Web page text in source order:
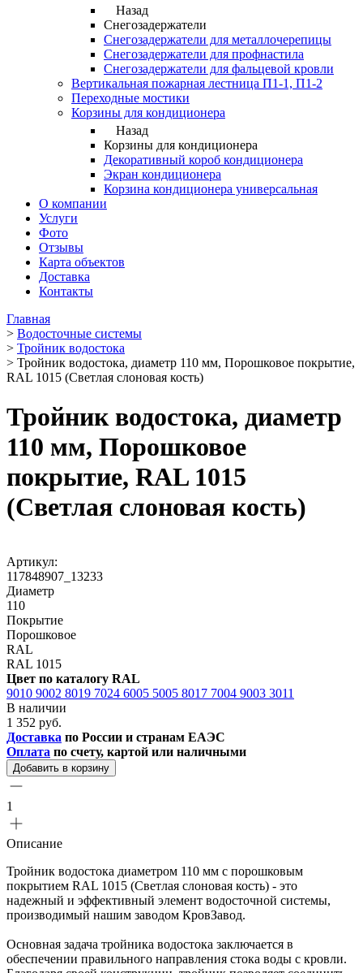
Назад
Снегозадержатели
Снегозадержатели для металлочерепицы
Снегозадержатели для профнастила
Снегозадержатели для фальцевой кровли
Вертикальная пожарная лестница П1-1, П1-2
Переходные мостики
Корзины для кондиционера
Назад
Корзины для кондиционера
Декоративный короб кондиционера
Экран кондиционера
Корзина кондиционера универсальная
О компании
Услуги
Фото
Отзывы
Карта объектов
Доставка
Контакты
Главная
> Водосточные системы
> Тройник водостока
> Тройник водостока, диаметр 110 мм, Порошковое покрытие,
RAL 1015 (Светлая слоновая кость)
Тройник водостока, диаметр
110 мм, Порошковое
покрытие, RAL 1015
(Светлая слоновая кость)
Артикул:
117848907_13233
Диаметр
110
Покрытие
Порошковое
RAL
RAL 1015
Цвет по каталогу RAL
9010 9002 8019 7024 6005 5005 8017 7004 9003 3011
В наличии
1 352 руб.
Доставка по России и странам ЕАЭС
Оплата по счету, картой или наличными
Добавить в корзину
1
Описание
Тройник водостока диаметром 110 мм с порошковым
покрытием RAL 1015 (Светлая слоновая кость) - это
надежный и эффективный элемент водосточной системы,
производимый нашим заводом КровЗавод.
Основная задача тройника водостока заключается в
обеспечении правильного направления стока воды с кровли.